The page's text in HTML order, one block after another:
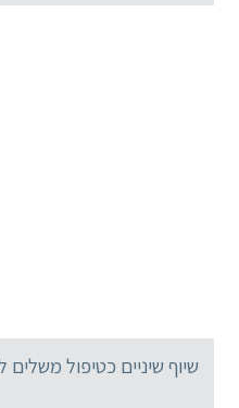
שיוף שיניים כטיפול משלים